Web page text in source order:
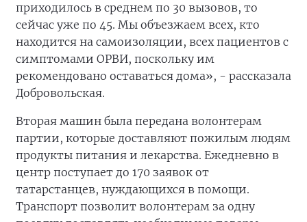
приходилось в среднем по 30 вызовов, то
сейчас уже по 45. Мы объезжаем всех, кто
находится на самоизоляции, всех пациентов с
симптомами ОРВИ, поскольку им
рекомендовано оставаться дома», - рассказала
Добровольская.
Вторая машин была передана волонтерам
партии, которые доставляют пожилым людям
продукты питания и лекарства. Ежедневно в
центр поступает до 170 заявок от
татарстанцев, нуждающихся в помощи.
Транспорт позволит волонтерам за одну